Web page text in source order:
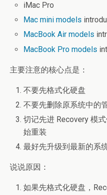
iMac Pro
Mac mini models
MacBook Air models
MacBook Pro models
主要注意的核心点是：
不要先格式化硬盘
不要先删除原系统中的
切记先进 Recovery 模
始重装
最好先升级到最新的系
说说原因：
如果先格式化硬盘，